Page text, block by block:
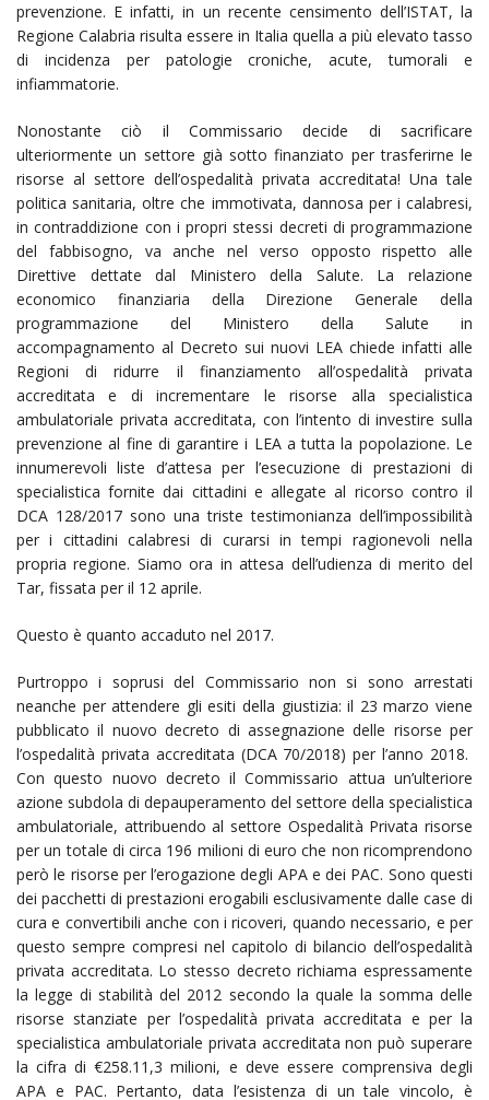
prevenzione. E infatti, in un recente censimento dell’ISTAT, la
Regione Calabria risulta essere in Italia quella a più elevato tasso
di incidenza per patologie croniche, acute, tumorali e
infiammatorie.
Nonostante ciò il Commissario decide di sacrificare
ulteriormente un settore già sotto finanziato per trasferirne le
risorse al settore dell’ospedalità privata accreditata! Una tale
politica sanitaria, oltre che immotivata, dannosa per i calabresi,
in contraddizione con i propri stessi decreti di programmazione
del fabbisogno, va anche nel verso opposto rispetto alle
Direttive dettate dal Ministero della Salute. La relazione
economico finanziaria della Direzione Generale della
programmazione del Ministero della Salute in
accompagnamento al Decreto sui nuovi LEA chiede infatti alle
Regioni di ridurre il finanziamento all’ospedalità privata
accreditata e di incrementare le risorse alla specialistica
ambulatoriale privata accreditata, con l’intento di investire sulla
prevenzione al fine di garantire i LEA a tutta la popolazione. Le
innumerevoli liste d’attesa per l’esecuzione di prestazioni di
specialistica fornite dai cittadini e allegate al ricorso contro il
DCA 128/2017 sono una triste testimonianza dell’impossibilità
per i cittadini calabresi di curarsi in tempi ragionevoli nella
propria regione. Siamo ora in attesa dell’udienza di merito del
Tar, fissata per il 12 aprile.
Questo è quanto accaduto nel 2017.
Purtroppo i soprusi del Commissario non si sono arrestati
neanche per attendere gli esiti della giustizia: il 23 marzo viene
pubblicato il nuovo decreto di assegnazione delle risorse per
l’ospedalità privata accreditata (DCA 70/2018) per l’anno 2018.
Con questo nuovo decreto il Commissario attua un’ulteriore
azione subdola di depauperamento del settore della specialistica
ambulatoriale, attribuendo al settore Ospedalità Privata risorse
per un totale di circa 196 milioni di euro che non ricomprendono
però le risorse per l’erogazione degli APA e dei PAC. Sono questi
dei pacchetti di prestazioni erogabili esclusivamente dalle case di
cura e convertibili anche con i ricoveri, quando necessario, e per
questo sempre compresi nel capitolo di bilancio dell’ospedalità
privata accreditata. Lo stesso decreto richiama espressamente
la legge di stabilità del 2012 secondo la quale la somma delle
risorse stanziate per l’ospedalità privata accreditata e per la
specialistica ambulatoriale privata accreditata non può superare
la cifra di €258.11,3 milioni, e deve essere comprensiva degli
APA e PAC. Pertanto, data l’esistenza di un tale vincolo, è